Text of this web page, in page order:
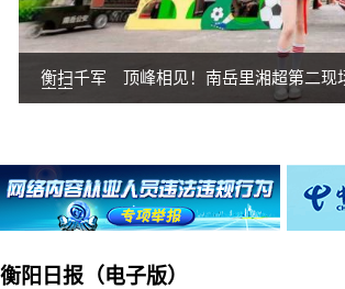
衡扫千军 顶峰相见！南岳里湘超第二现
衡阳日报（电子版）